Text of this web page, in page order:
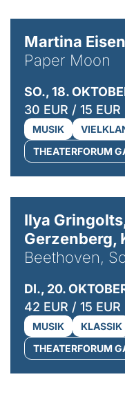
Martina
Paper Moon
SO., 18.
30 EUR / 15 EUR
MUSIK
THEATERFORUM
Ilya
Gerzenberg,
Beethoven,
DI., 20.
42 EUR / 15 EUR
MUSIK
KLASSIK
THEATERFORUM